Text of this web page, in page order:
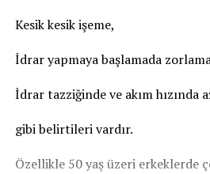
Kesik kesik işeme,
İdrar yapmaya başlamada
İdrar tazziğinde ve akım hızında
gibi belirtileri vardır.
Özellikle 50 yaş üzeri erkeklerde